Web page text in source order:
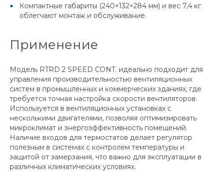
Компактные габариты (240×132×284 мм) и вес 7,4 кг
облегчают монтаж и обслуживание.
Применение
Модель RTRD 2 SPEED CONT. идеально подходит для
управления производительностью вентиляционных
систем в промышленных и коммерческих зданиях, где
требуется точная настройка скорости вентиляторов.
Используется в вентиляционных установках с
несколькими двигателями, позволяя оптимизировать
микроклимат и энергоэффективность помещений.
Наличие входов для термостатов делает регулятор
полезным в системах с контролем температуры и
защитой от замерзания, что важно для эксплуатации в
различных климатических условиях.